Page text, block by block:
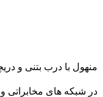
منهول با درب بتنی و
در شبکه های مخابراتی